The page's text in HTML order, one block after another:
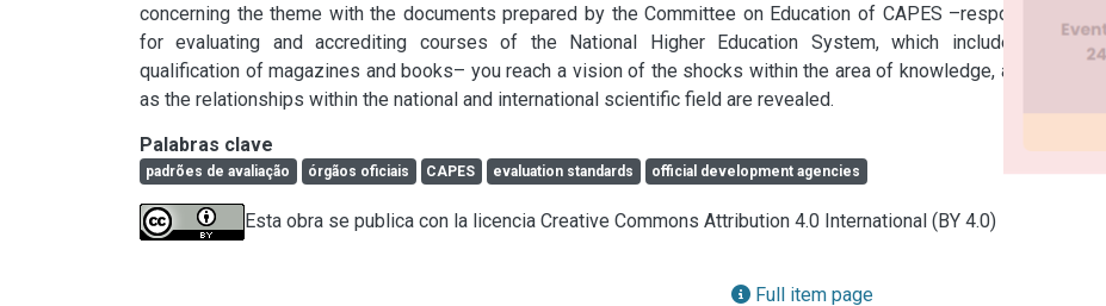
concerning the theme with the documents prepared by the Committee on Education of CAPES –responsible
for evaluating and accrediting courses of the National Higher Education System, which includes the
qualification of magazines and books– you reach a vision of the shocks within the area of knowledge, as well
as the relationships within the national and international scientific field are revealed.
Palabras clave
padrões de avaliação órgãos oficiais CAPES evaluation standards official development agencies
Esta obra se publica con la licencia Creative Commons Attribution 4.0 International (BY 4.0)
Full item page